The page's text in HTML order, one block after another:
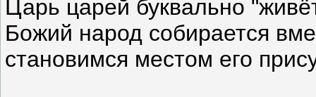
Царь царей буквально
Божий народ собирается
становимся местом его